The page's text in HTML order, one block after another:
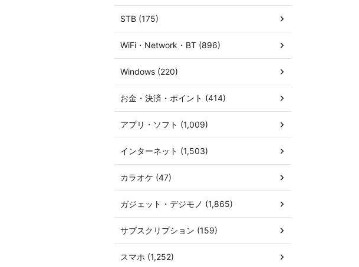
STB (175)
WiFi・Network・BT (896)
Windows (220)
お金・決済・ポイント (414)
アプリ・ソフト (1,009)
インターネット (1,503)
カラオケ (47)
ガジェット・デジモノ (1,865)
サブスクリプション (159)
スマホ (1,252)